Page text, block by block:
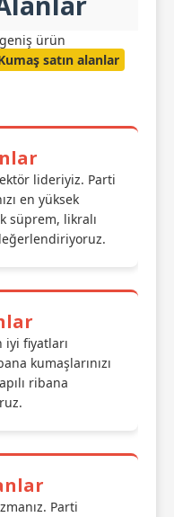
ürün
satın alanlar
lideriyiz. Parti
en yüksek
süprem, likralı
iyi fiyatları
kumaşlarınızı
ribana
Parti